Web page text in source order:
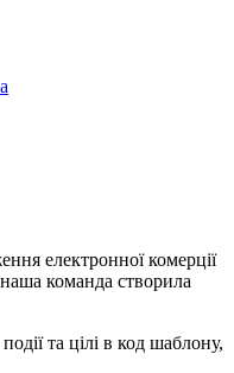
електронної комерції
команда створила
та цілі в код шаблону,